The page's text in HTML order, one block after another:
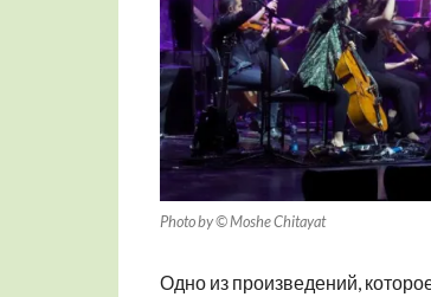
Photo by © Moshe Chitayat
Одно из произведений,